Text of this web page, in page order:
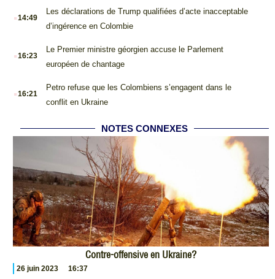
.14:49
Les déclarations de Trump qualifiées d’acte inacceptable
d’ingérence en Colombie
.16:23
Le Premier ministre géorgien accuse le Parlement
européen de chantage
.16:21
Petro refuse que les Colombiens s’engagent dans le
conflit en Ukraine
NOTES CONNEXES
Contre-offensive en Ukraine?
26 juin 2023 16:37